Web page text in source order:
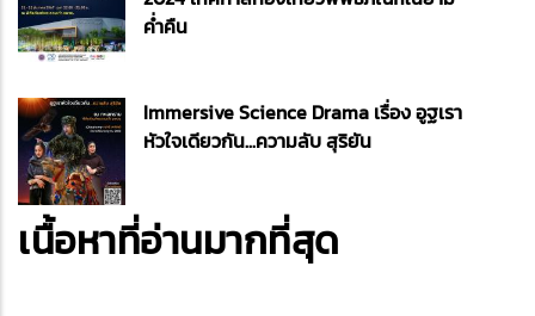
ค่ำคืน
Immersive Science Drama เรื่อง อูฐเรา
หัวใจเดียวกัน...ความลับ สุริยัน
เนื้อหาที่อ่านมากที่สุด